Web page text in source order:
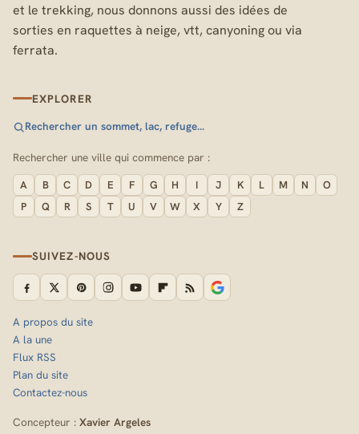
et le trekking, nous donnons aussi des idées de
sorties en raquettes à neige, vtt, canyoning ou via
ferrata.
EXPLORER
Rechercher un sommet, lac, refuge…
Rechercher une ville qui commence par :
A B C D E F G H I J K L M N
O
P
Q R S T U V W X Y Z
SUIVEZ-NOUS
A propos du site
A la une
Flux RSS
Plan du site
Contactez-nous
Concepteur : Xavier Argeles